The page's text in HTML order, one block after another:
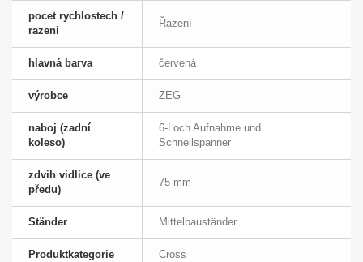
pocet rychlostech /
razeni
Řazení
hlavná barva červená
výrobce ZEG
naboj (zadní
koleso)
6-Loch Aufnahme und
Schnellspanner
zdvih vidlice (ve
předu)
75 mm
Ständer Mittelbauständer
Produktkategorie Cross